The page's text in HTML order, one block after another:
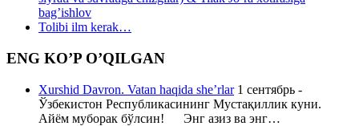
bag’ishlov
Tolibi ilm kerak…
ENG KO’P O’QILGAN
Xurshid Davron. Vatan haqida she’rlar1 сентябрь -
Ўзбекистон Республикасининг Мустақиллик куни.
Айём муборак бўлсин! Энг азиз ва энг…